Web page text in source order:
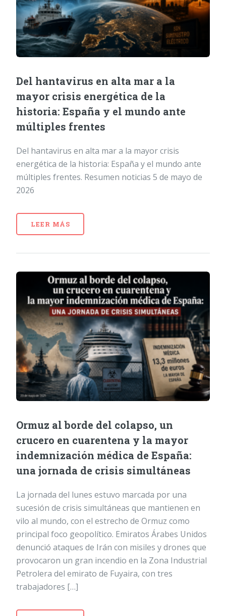
Del hantavirus en alta mar a la
mayor crisis energética de la
historia: España y el mundo ante
múltiples frentes
Del hantavirus en alta mar a la mayor crisis
energética de la historia: España y el mundo ante
múltiples frentes. Resumen noticias 5 de mayo de
2026
LEER MÁS
Ormuz al borde del colapso, un
crucero en cuarentena y la mayor
indemnización médica de España:
una jornada de crisis simultáneas
La jornada del lunes estuvo marcada por una
sucesión de crisis simultáneas que mantienen en
vilo al mundo, con el estrecho de Ormuz como
principal foco geopolítico. Emiratos Árabes Unidos
denunció ataques de Irán con misiles y drones que
provocaron un gran incendio en la Zona Industrial
Petrolera del emirato de Fuyaira, con tres
trabajadores […]